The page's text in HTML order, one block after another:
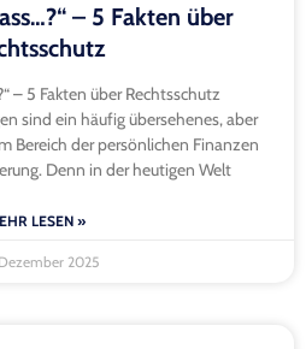
– 5 Fakten über
– 5 Fakten über Rechtsschutz
sind ein häufig übersehenes, aber
Bereich der persönlichen Finanzen
Denn in der heutigen Welt
LESEN »
2025